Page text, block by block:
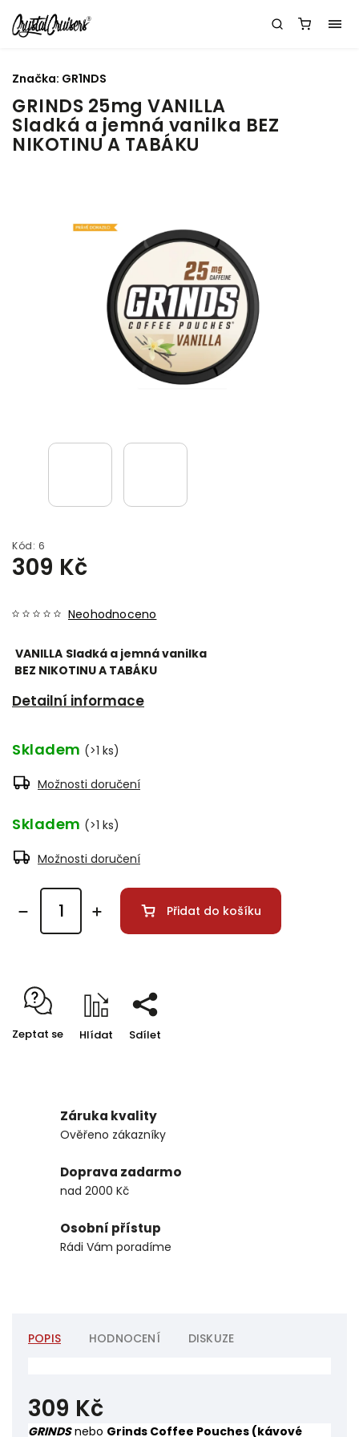
GRINDS 25mg VANILLA
Sladká a jemná vanilka BEZ
NIKOTINU A TABÁKU
Kód: 6
309 Kč
Neohodnoceno
VANILLA Sladká a jemná vanilka
BEZ NIKOTINU A TABÁKU
Detailní informace
Značka: GR1NDS
Skladem (>1 ks)
Možnosti doručení
Skladem (>1 ks)
Možnosti doručení
Přidat do košíku
Zeptat se Hlídat Sdílet
Záruka kvality
Ověřeno zákazníky
Doprava zadarmo
nad 2000 Kč
Osobní přístup
Rádi Vám poradíme
POPIS HODNOCENÍ DISKUZE
309 Kč
GRINDS nebo Grinds Coffee Pouches (kávové